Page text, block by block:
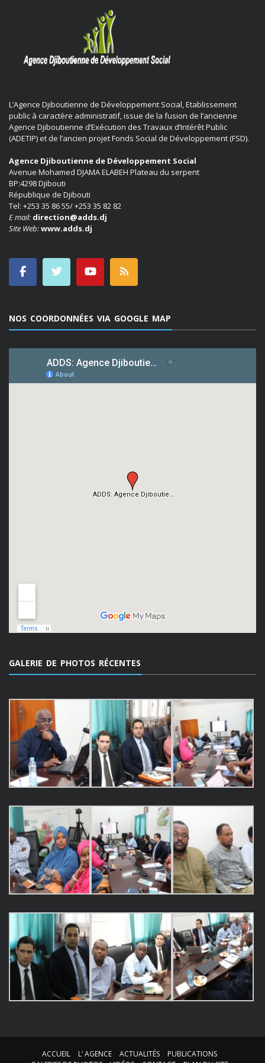
L’Agence Djiboutienne de Développement Social, Etablissement
public à caractère administratif, issue de la fusion de l’ancienne
Agence Djiboutienne d’Exécution des Travaux d’Intérêt Public
(ADETIP) et de l’ancien projet Fonds Social de Développement (FSD).
Agence Djiboutienne de Développement Social
Avenue Mohamed DJAMA ELABEH Plateau du serpent
BP:4298 Djibouti
République de Djibouti
Tel: +253 35 86 55/ +253 35 82 82
E mail: direction@adds.dj
Site Web:www.adds.dj
NOS COORDONNÉES VIA GOOGLE MAP
GALERIE DE PHOTOS RÉCENTES
ACCUEIL L’ AGENCE ACTUALITÉS
PUBLICATIONS